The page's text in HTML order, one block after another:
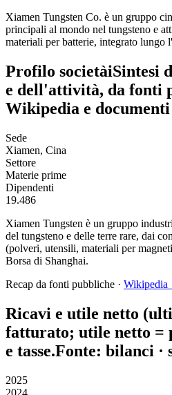
Xiamen Tungsten Co. è un gruppo
principali al mondo nel tungsteno e
materiali per batterie, integrato lungo
Profilo societàiSintesi
e dell'attività, da fonti
Wikipedia e
Sede
Xiamen, Cina
Settore
Materie prime
Dipendenti
19.486
Xiamen Tungsten è un gruppo
del tungsteno e delle terre rare, dai
(polveri, utensili, materiali per
Borsa di Shanghai.
Recap da fonti pubbliche ·
Ricavi e utile netto
fatturato; utile netto =
e tasse.Fonte: bilanci ·
2025
2024